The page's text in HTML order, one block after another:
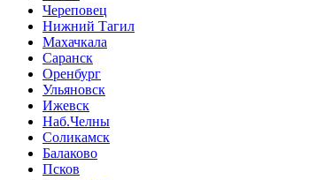
Череповец
Нижний Тагил
Махачкала
Саранск
Оренбург
Ульяновск
Ижевск
Наб.Челны
Соликамск
Балаково
Псков